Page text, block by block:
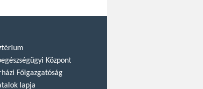
Központ
Főigazgatóság
lapja